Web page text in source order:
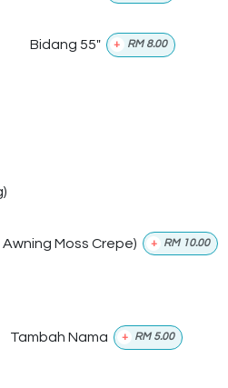
Bidang 55" + RM 8.00
Moss Crepe) + RM 10.00
Tambah Nama + RM 5.00